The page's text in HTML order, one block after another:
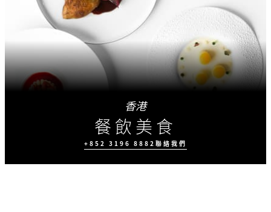
香港
餐飲美食
+852 3196 8882 聯絡我們